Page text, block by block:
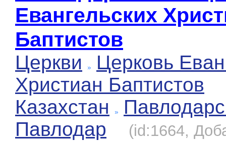
Евангельских
Баптистов
Церкви
Церковь
Христиан Баптистов
Казахстан
Павлодар
(id:1664,